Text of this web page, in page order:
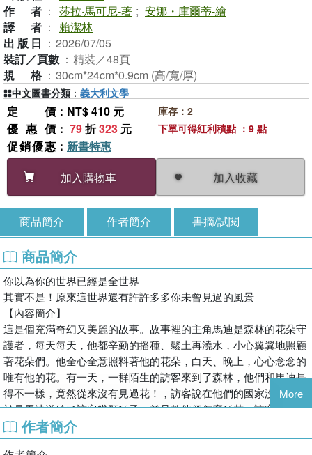
作者 ： 莎拉‧馬可尼-著 ; 安娜・庫爾蒂-繪
譯者 ： 賴潔林
出版日 ： 2026/07/05
裝訂／頁數 ： 精裝／48頁
規格 ： 30cm*24cm*0.9cm (高/寬/厚)
定價 ：NT$ 410 元
優惠價 ： 79折323 元
促銷優惠 ： 新書特惠
加入購物車
加入收藏
庫存：2
下單可得紅利積點 ：9 點
中文圖書分類 ： 義大利文學
商品簡介 作者簡介 書摘/試閱
商品簡介
你以為你的世界已經是全世界
其實不是！原來這世界還有許許多多你未曾見過的風景
【內容簡介】
這是個充滿奇幻又美麗的故事。故事裡的主角馬迪是森林的花朵守
護者，每天每天，他都辛勤的播種、鬆土再澆水，小心翼翼地照顧
著花朵們。他全心全意照料著他的花朵，白天、晚上，心心念念的
唯有他的花。有一天，一群陌生的訪客來到了森林，他們和馬迪長
得不一樣，竟然從來沒有見過花！，訪客說在他們的國家沒有花。
於是馬迪送給了訪客幾顆種子，並且教他們怎麼種花。訪客們很開
心的回贈了馬迪一個貝殼和一把鑰匙，馬迪也從來沒有見過貝殼！
訪客們回去以後，馬迪聽著貝殼裡傳來的海浪回音，好奇的想像著
More
作者簡介